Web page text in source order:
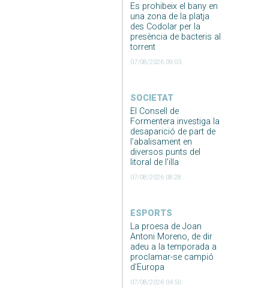
Es prohibeix el bany en
una zona de la platja
des Codolar per la
presència de bacteris al
torrent
07/08/2026 09:03
SOCIETAT
El Consell de
Formentera investiga la
desaparició de part de
l’abalisament en
diversos punts del
litoral de l’illa
07/08/2026 08:28
ESPORTS
La proesa de Joan
Antoni Moreno, de dir
adeu a la temporada a
proclamar-se campió
d’Europa
07/08/2026 04:50